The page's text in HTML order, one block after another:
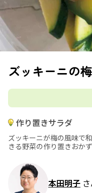
ズッキーニの
作り置きサラダ
ズッキーニが梅の風味で
きる野菜の作り置きおか
本田明子